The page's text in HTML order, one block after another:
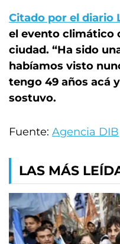
Citado por el diario
el evento climático
ciudad. “Ha sido
habíamos visto
tengo 49 años acá
sostuvo.
Fuente: Agencia DIB
LAS MÁS